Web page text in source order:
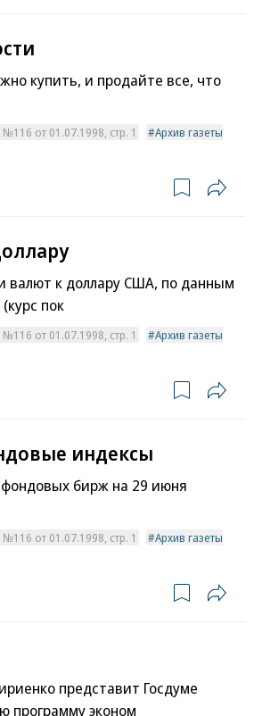
купить, и продайте все, что
от 01.07.1998, стр. 1
Архив газеты
валют к доллару США, по данным
пок
от 01.07.1998, стр. 1
Архив газеты
индексы
бирж на 29 июня
от 01.07.1998, стр. 1
Архив газеты
представит Госдуме
программу эконом